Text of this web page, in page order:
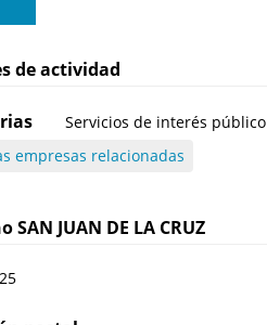
de actividad
Servicios de interés público
empresas relacionadas
SAN JUAN DE LA CRUZ